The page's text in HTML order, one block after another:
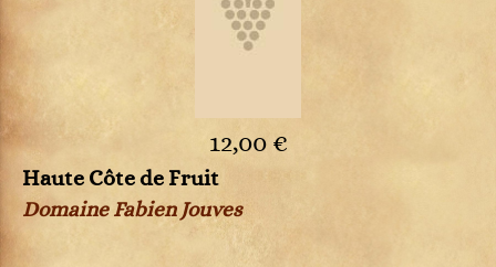
12,00 €
Haute Côte de Fruit
Domaine Fabien Jouves